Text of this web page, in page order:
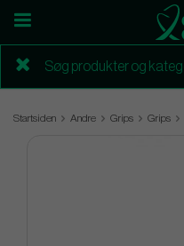
Startsiden Andre Grips Grips